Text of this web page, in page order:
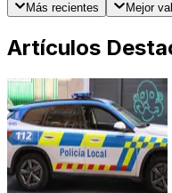
Más recientes
Mejor
Artículos